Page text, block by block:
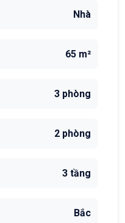
Nhà
65 m²
3 phòng
2 phòng
3 tầng
Bắc